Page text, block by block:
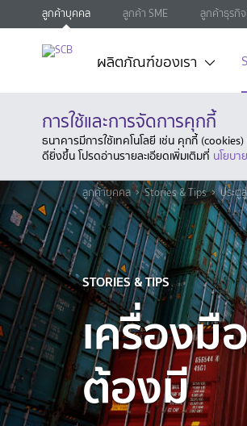
ลูกค้าบุคคล ลูกค้า SME ลูกค้าธุรกิ
ผลิตภัณฑ์ของเรา
การใช้และการจัดการคุกกี้
ธนาคารมีการใช้เทคโนโลยี เช่น คุกกี้
ดียิ่งขึ้น โปรดอ่านรายละเอียดเพิ่มเติมที่ นโยบ
ลูกค้าบุคคล Stories & Tips ประตู
STORIES & TIPS
เครื่อง
ต้องมี